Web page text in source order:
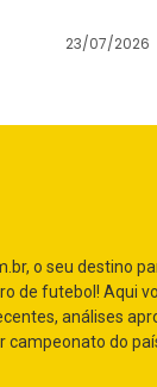
23/07/2026
o seu destino
de futebol! Aqui
análises
campeonato do